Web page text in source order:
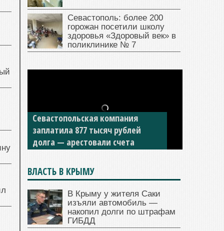
Севастополь: более 200
горожан посетили школу
здоровья «Здоровый век» в
поликлинике № 7
Севастопольская компания
заплатила 877 тысяч рублей
долга — арестовали счета
ВЛАСТЬ В КРЫМУ
В Крыму у жителя Саки
изъяли автомобиль —
накопил долги по штрафам
ГИБДД